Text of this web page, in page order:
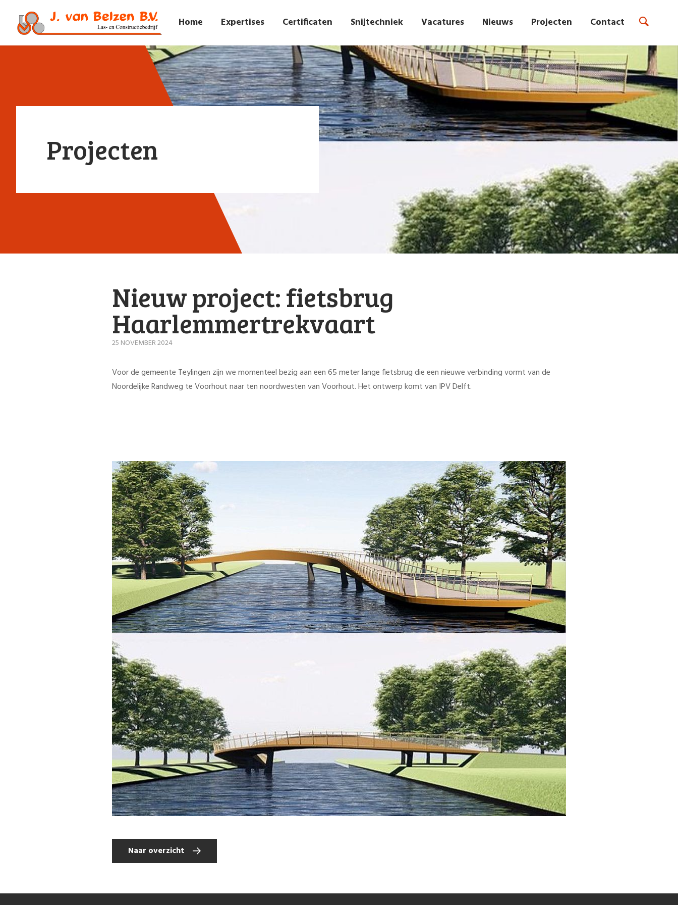
Home Expertises Certificaten Snijtechniek Vacatures Nieuws Projecten Contact
Projecten
Nieuw project: fietsbrug
Haarlemmertrekvaart
25 NOVEMBER 2024
Voor de gemeente Teylingen zijn we momenteel bezig aan een 65 meter lange fietsbrug die een nieuwe verbinding vormt van de
Noordelijke Randweg te Voorhout naar ten noordwesten van Voorhout. Het ontwerp komt van IPV Delft.
Naar overzicht